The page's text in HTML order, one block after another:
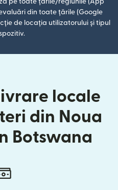
din toate țările (Google
de locația utilizatorului și tipul
locale
din Noua
Botswana